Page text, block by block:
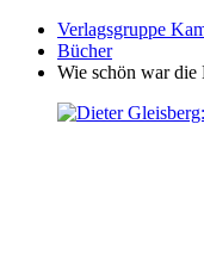
Verlagsgruppe
Bücher
Wie schön war die